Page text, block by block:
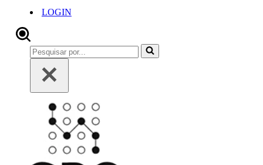
LOGIN
Pesquisar
por...